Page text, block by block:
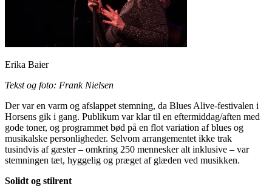
Erika Baier
Tekst og foto: Frank Nielsen
Der var en varm og afslappet stemning, da Blues Alive-festivalen i
Horsens gik i gang. Publikum var klar til en eftermiddag/aften med
gode toner, og programmet bød på en flot variation af blues og
musikalske personligheder. Selvom arrangementet ikke trak
tusindvis af gæster – omkring 250 mennesker alt inklusive – var
stemningen tæt, hyggelig og præget af glæden ved musikken.
Solidt og stilrent